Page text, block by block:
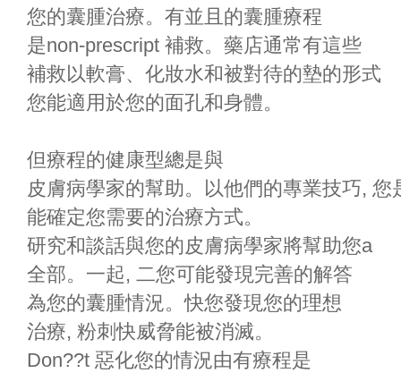
您的囊腫治療。有並且的囊腫療程
是non-prescript 補救。藥店通常有這些
補救以軟膏、化妝水和被對待的墊的形式
您能適用於您的面孔和身體。
但療程的健康型總是與
皮膚病學家的幫助。以他們的專業技巧, 您
能確定您需要的治療方式。
研究和談話與您的皮膚病學家將幫助您a
全部。一起, 二您可能發現完善的解答
為您的囊腫情況。快您發現您的理想
治療, 粉刺快威脅能被消滅。
Don??t 惡化您的情況由有療程是